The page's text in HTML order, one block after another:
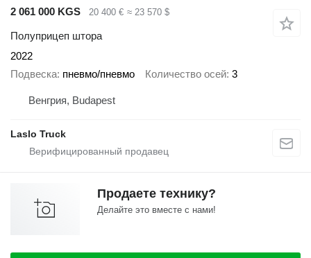
2 061 000 KGS
20 400 € ≈ 23 570 $
Полуприцеп штора
2022
Подвеска пневмо/пневмо Количество осей 3
Венгрия, Budapest
Laslo Truck
Продаете технику?
Делайте это вместе с нами!